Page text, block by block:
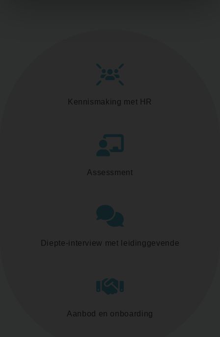
Kennismaking met HR
Assessment
Diepte-interview met leidinggevende
Aanbod en onboarding